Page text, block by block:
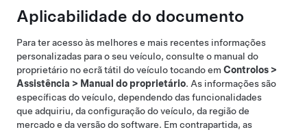
Aplicabilidade do documento
Para ter acesso às melhores e mais recentes informações
personalizadas para o seu veículo, consulte o manual do
proprietário no ecrã tátil do veículo tocando em Controlos >
Assistência > Manual do proprietário. As informações são
específicas do veículo, dependendo das funcionalidades
que adquiriu, da configuração do veículo, da região de
mercado e da versão do software. Em contrapartida, as